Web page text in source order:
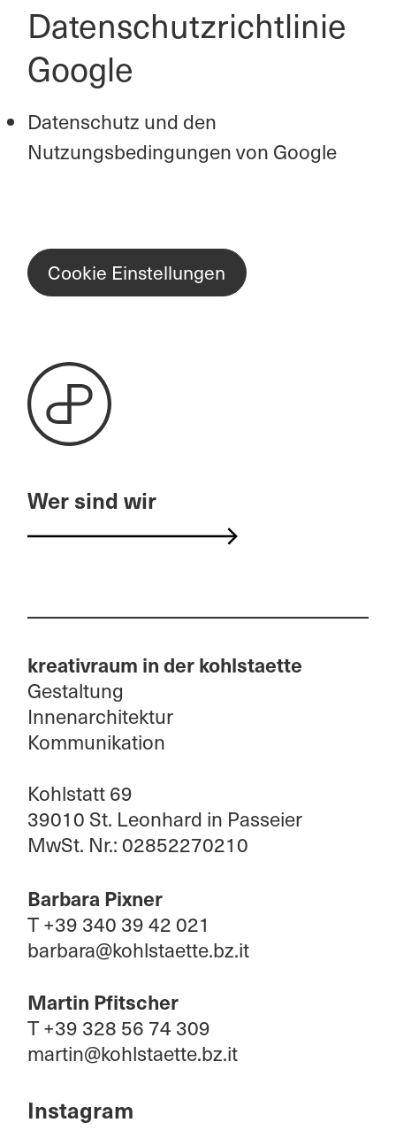
Datenschutzrichtlinie
Google
Datenschutz und den
Nutzungsbedingungen von Google
Cookie Einstellungen
Wer sind wir
kreativraum in der kohlstaette
Gestaltung
Innenarchitektur
Kommunikation
Kohlstatt 69
39010 St. Leonhard in Passeier
MwSt. Nr.: 02852270210
Barbara Pixner
T +39 340 39 42 021
barbara@kohlstaette.bz.it
Martin Pfitscher
T +39 328 56 74 309
martin@kohlstaette.bz.it
Instagram